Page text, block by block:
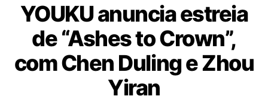
B
R
E
A
K
t
e
g
o
r
i
a
YOUKU anuncia estreia
de “Ashes to Crown”,
com Chen Duling e Zhou
Yiran